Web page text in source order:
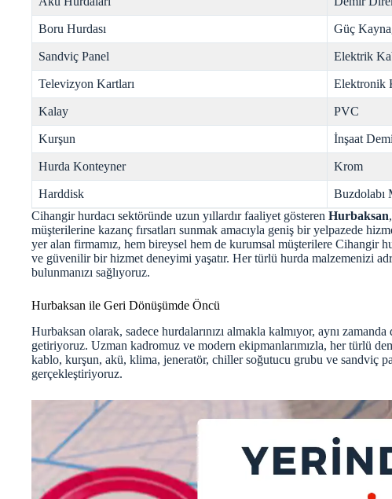
Boru Hurdası Güç
Sandviç Panel Elektrik
Televizyon Kartları Elektronik
Kalay PVC
Kurşun İnşaat
Hurda Konteyner Krom
Harddisk
Buzdolabı
Cihangir hurdacı sektöründe uzun yıllardır faaliyet gösteren Hurbaksan
müşterilerine kazanç fırsatları sunmak amacıyla geniş bir yelpazede
yer alan firmamız, hem bireysel hem de kurumsal müşterilere Cihangir
ve güvenilir bir hizmet deneyimi yaşatır. Her türlü hurda malzemenizi
bulunmanızı sağlıyoruz.
Hurbaksan ile Geri Dönüşümde Öncü
Hurbaksan olarak, sadece hurdalarınızı almakla kalmıyor, aynı
getiriyoruz. Uzman kadromuz ve modern ekipmanlarımızla, her türlü
kablo, kurşun, akü, klima, jeneratör, chiller soğutucu grubu ve sandviç
gerçekleştiriyoruz.